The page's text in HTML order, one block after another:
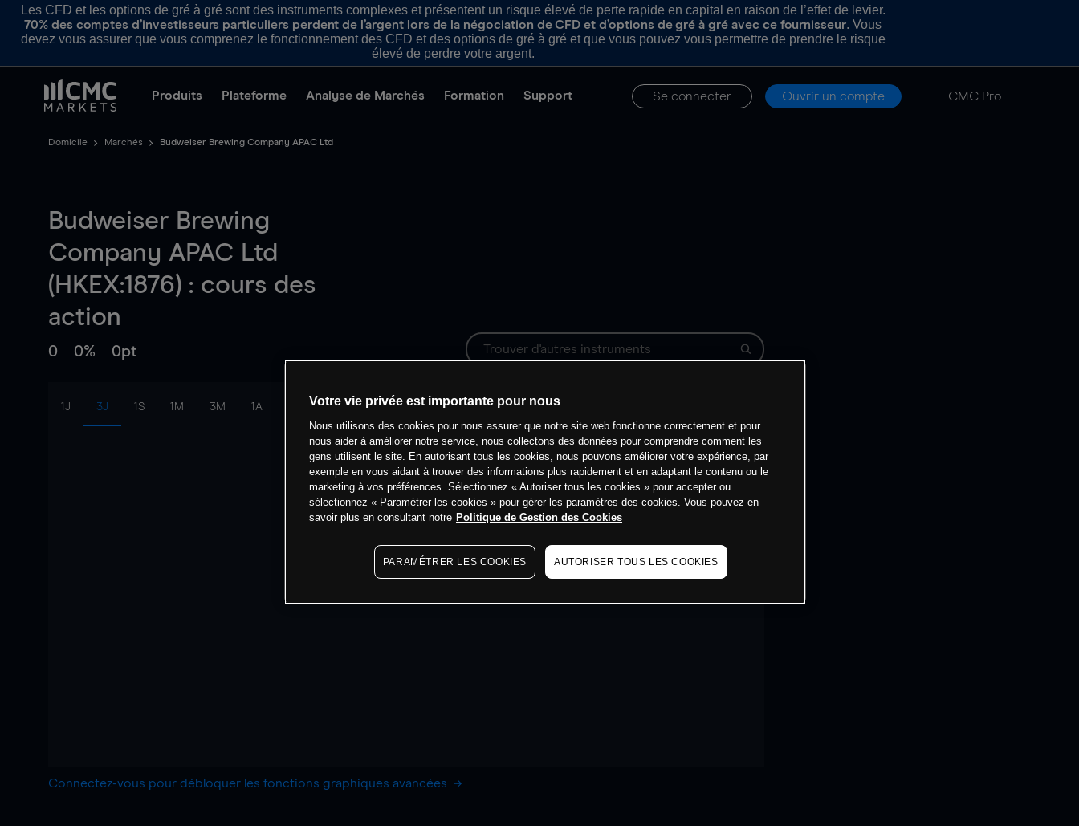
Les CFD et les options de gré à gré sont des instruments complexes et présentent un risque élevé de perte rapide en capital en raison de l’effet de levier.
70% des comptes d’investisseurs particuliers perdent de l’argent lors de la négociation de CFD et d’options de gré à gré avec ce fournisseur. Vous
devez vous assurer que vous comprenez le fonctionnement des CFD et des options de gré à gré et que vous pouvez vous permettre de prendre le risque
élevé de perdre votre argent.
Produits Plateforme Analyse de Marchés Formation Support Se connecter Ouvrir un compte CMC Pro
Domicile Marchés Budweiser Brewing Company APAC Ltd
Budweiser Brewing
Company APAC Ltd
(HKEX:1876) : cours des
action
0 0% 0pt
1J 3J 1S 1M 3M 1A intervalle:10 min
Connectez-vous pour débloquer les fonctions graphiques avancées
Votre vie privée est importante pour nous
Nous utilisons des cookies pour nous assurer que notre site web fonctionne correctement et pour
nous aider à améliorer notre service, nous collectons des données pour comprendre comment les
gens utilisent le site. En autorisant tous les cookies, nous pouvons améliorer votre expérience, par
exemple en vous aidant à trouver des informations plus rapidement et en adaptant le contenu ou le
marketing à vos préférences. Sélectionnez « Autoriser tous les cookies » pour accepter ou
sélectionnez « Paramétrer les cookies » pour gérer les paramètres des cookies. Vous pouvez en
savoir plus en consultant notre Politique de Gestion des Cookies
PARAMÉTRER LES COOKIES AUTORISER TOUS LES COOKIES